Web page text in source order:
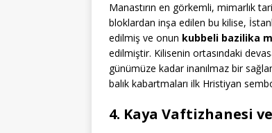
Manastırın en görkemli, mimarlık
bloklardan inşa edilen bu kilise,
edilmiş ve onun kubbeli bazilika
edilmiştir. Kilisenin ortasındaki
günümüze kadar inanılmaz bir
balık kabartmaları ilk Hristiyan
4. Kaya Vaftizhanesi